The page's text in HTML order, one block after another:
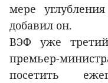
мере
добавил он.
ВЭФ уже
премьер-
посетить